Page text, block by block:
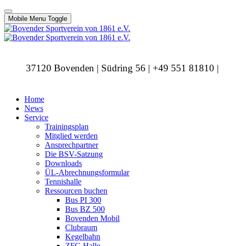
Mobile Menu Toggle
37120 Bovenden | Südring 56 | +49 551 81810 |
Home
News
Service
Trainingsplan
Mitglied werden
Ansprechpartner
Die BSV-Satzung
Downloads
ÜL-Abrechnungsformular
Tennishalle
Ressourcen buchen
Bus PI 300
Bus BZ 500
Bovenden Mobil
Clubraum
Kegelbahn